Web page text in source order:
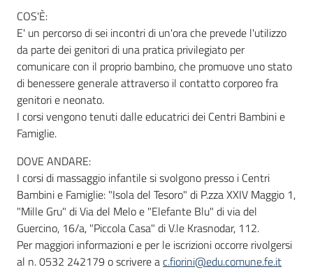
Newsletter
COS'È:
E' un percorso di sei incontri di un'ora che prevede l'utilizzo
da parte dei genitori di una pratica privilegiato per
comunicare con il proprio bambino, che promuove uno stato
di benessere generale attraverso il contatto corporeo fra
genitori e neonato.
I corsi vengono tenuti dalle educatrici dei Centri Bambini e
Famiglie.
DOVE ANDARE:
I corsi di massaggio infantile si svolgono presso i Centri
Bambini e Famiglie: "Isola del Tesoro" di P.zza XXIV Maggio 1,
"Mille Gru" di Via del Melo e "Elefante Blu" di via del
Guercino, 16/a, "Piccola Casa" di V.le Krasnodar, 112.
Per maggiori informazioni e per le iscrizioni occorre rivolgersi
al n.0532 242179 o scrivere ac.fiorini@edu.comune.fe.it